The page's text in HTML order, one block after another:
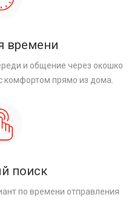
времени
и общение через окошко
комфортом прямо из дома.
поиск
по времени отправления